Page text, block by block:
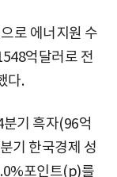
로 에너지원 수
억달러로 전
다.
기 흑자(96억
기 한국경제 성
포인트(p)를